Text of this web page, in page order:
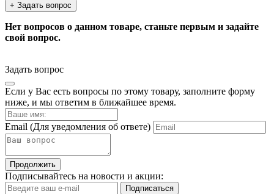
+ Задать вопрос
Нет вопросов о данном товаре, станьте первым и задайте
свой вопрос.
Задать вопрос
Если у Вас есть вопросы по этому товару, заполните форму
ниже, и мы ответим в ближайшее время.
Email (Для уведомления об ответе)
Продолжить
Подписывайтесь на новости и акции:
Подписаться